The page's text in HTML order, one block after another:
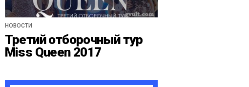
НОВОСТИ
Третий отборочный тур
Miss Queen 2017